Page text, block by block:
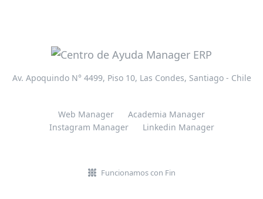
Av. Apoquindo N° 4499, Piso 10, Las Condes, Santiago - Chile
Web Manager
Academia Manager
Instagram Manager
Linkedin Manager
Funcionamos con Fin